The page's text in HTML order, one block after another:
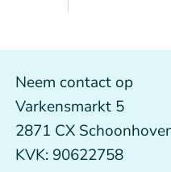
Neem contact op
Varkensmarkt 5
2871 CX
KVK: 90622758